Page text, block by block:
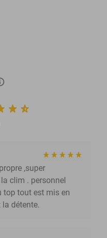
,super
clim . personnel
top tout est mis en
la détente.